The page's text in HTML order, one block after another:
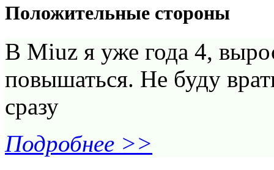
Положительные стороны
В Miuz я уже года 4,
повышаться. Не буду
сразу
Подробнее >>